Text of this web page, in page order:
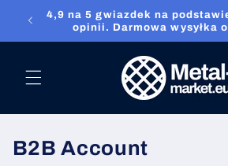
bezpośrednio4,9 na 5 gwiazdek na
opinii. Darmowa wysyłka
B2B Account